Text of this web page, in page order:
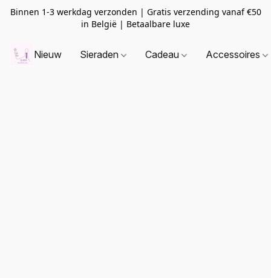
Binnen 1-3 werkdag verzonden | Gratis verzending vanaf €50
in België | Betaalbare luxe
Nieuw Sieraden Cadeau Accessoires